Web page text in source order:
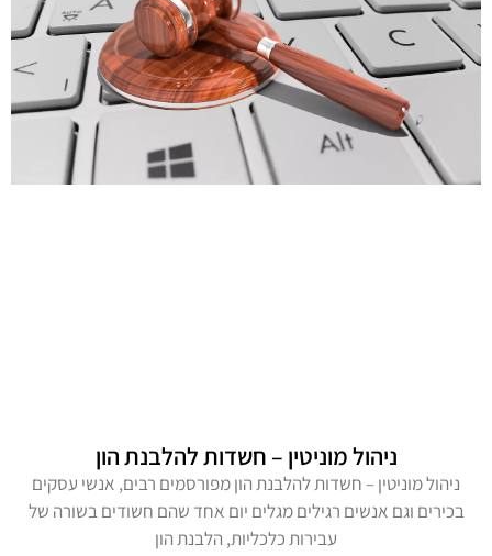
ניהול מוניטין – חשדות להלבנת הון
ניהול מוניטין – חשדות להלבנת הון מפורסמים רבים, אנשי עסקים
בכירים וגם אנשים רגילים מגלים יום אחד שהם חשודים בשורה של
עבירות כלכליות, הלבנת הון